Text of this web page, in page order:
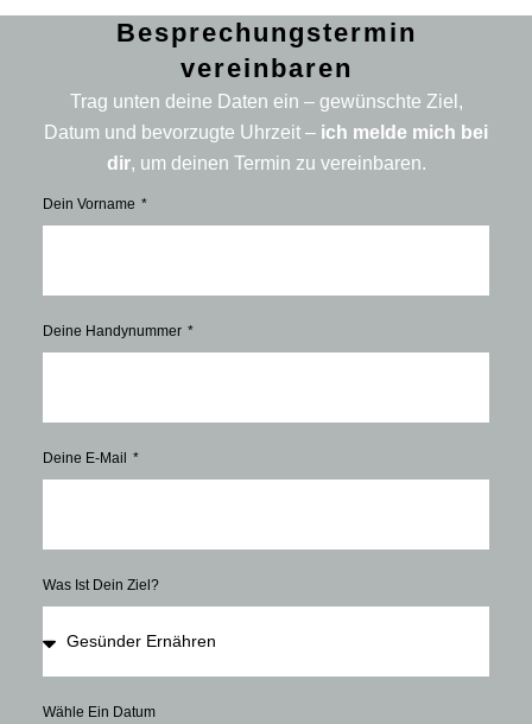
Besprechungstermin
vereinbaren
Trag unten deine Daten ein – gewünschte Ziel,
Datum und bevorzugte Uhrzeit – ich melde mich bei
dir, um deinen Termin zu vereinbaren.
Dein Vorname
Deine Handynummer
Deine E-Mail
Was Ist Dein Ziel?
Wähle Ein Datum